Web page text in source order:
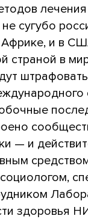
лечения
сугубо
Африке, и в
страной в
— и
здоровья